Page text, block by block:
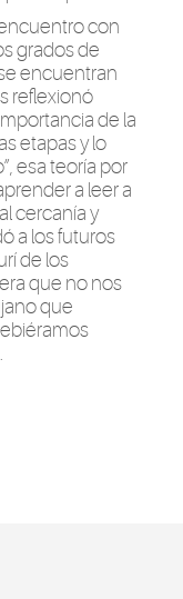
con
grados de
encuentran
reflexionó
de la
etapas y lo
esa teoría por
a leera
cercanía y
a los futuros
de los
que no nos
que